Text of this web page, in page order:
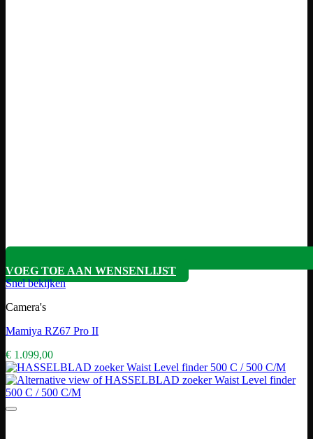
VOEG TOE AAN WENSENLIJST
Snel bekijken
Camera's
Mamiya RZ67 Pro II
€ 1.099,00